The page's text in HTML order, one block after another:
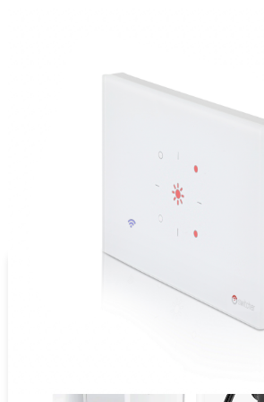
מוצרים נוספים